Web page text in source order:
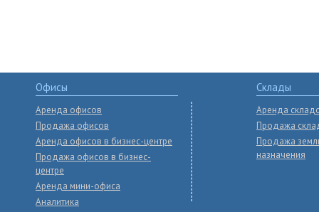
Офисы
Аренда офисов
Продажа офисов
Аренда офисов в бизнес-центре
Продажа офисов в бизнес-
центре
Аренда мини-офиса
Аналитика
Склады
Аренда
Продажа
Продажа
назначения